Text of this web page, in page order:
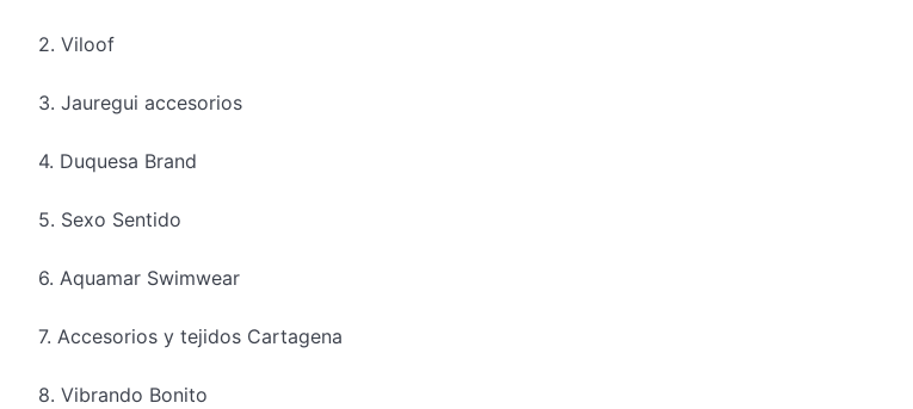
2. Viloof
3. Jauregui accesorios
4. Duquesa Brand
5. Sexo Sentido
6. Aquamar Swimwear
7. Accesorios y tejidos Cartagena
8. Vibrando Bonito